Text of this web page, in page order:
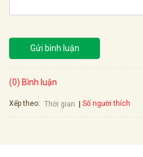
Gửi bình luận
(0) Bình luận
Xếp theo: Thời gian Số người thích